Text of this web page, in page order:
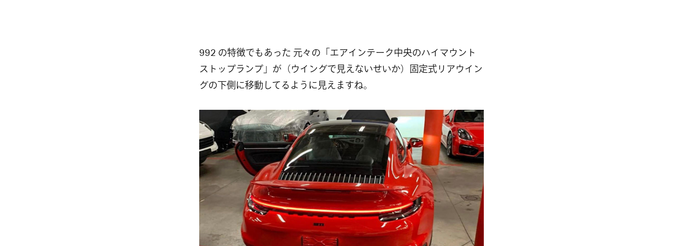
992 の特徴でもあった 元々の「エアインテーク中央のハイマウント
ストップランプ」が（ウイングで見えないせいか）固定式リアウイン
グの下側に移動してるように見えますね。